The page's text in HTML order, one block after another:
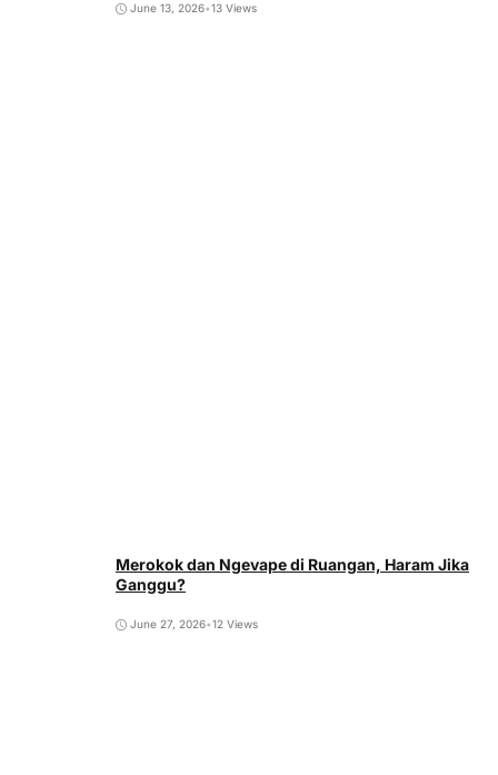
June 13, 2026•13 Views
Merokok dan Ngevape di Ruangan, Haram Jika
Ganggu?
June 27, 2026•12 Views